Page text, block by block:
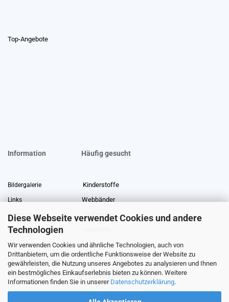
Diese Webseite verwendet Cookies und andere
Technologien
Wir verwenden Cookies und ähnliche Technologien, auch von
Drittanbietern, um die ordentliche Funktionsweise der Website zu
gewährleisten, die Nutzung unseres Angebotes zu analysieren und Ihnen
ein bestmögliches Einkaufserlebnis bieten zu können. Weitere
Informationen finden Sie in unserer Datenschutzerklärung.
Top-Angebote
Information Häufig gesucht
Bildergalerie Kinderstoffe
Links Webbänder
Stoffe Lexikon Stoffreste
Über uns
Gewerberabatt Meterware
Stoffe auf Rechnung
Information zur Echtheit von Kundenbewertungen